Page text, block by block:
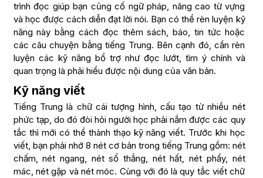
trình đọc giúp bạn củng cố ngữ pháp, nâng cao từ vựng
và học được cách diễn đạt lời nói. Bạn có thể rèn luyện kỹ
năng này bằng cách đọc thêm sách, báo, tin tức hoặc
các câu chuyện bằng tiếng Trung. Bên cạnh đó, cần rèn
luyện các kỹ năng bổ trợ như đọc lướt, tìm ý chính và
quan trọng là phải hiểu được nội dung của văn bản.
Kỹ năng viết
Tiếng Trung là chữ cái tượng hình, cấu tạo từ nhiều nét
phức tạp, do đó đòi hỏi người học phải nắm được các quy
tắc thì mới có thể thành thạo kỹ năng viết. Trước khi học
viết, bạn phải nhớ 8 nét cơ bản trong tiếng Trung gồm: nét
chấm, nét ngang, nét sổ thẳng, nét hất, nét phẩy, nét
mác, nét gập và nét móc. Cùng với đó là quy tắc viết chữ